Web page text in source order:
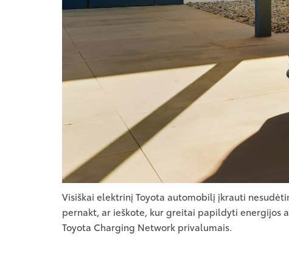
Visiškai elektrinį Toyota automobilį įkrauti
pernakt, ar ieškote, kur greitai papildyti energijos
Toyota Charging Network privalumais.